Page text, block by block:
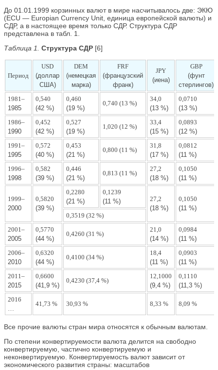
До 01.01.1999 корзинных валют в мире насчитывалось две: ЭКЮ
(ECU — Europian Currency Unit, единица европейской валюты) и
СДР, а в настоящее время только СДР. Структура СДР
представлена в табл. 1.
Таблица 1. Структура СДР [6]
Период
USD
(доллар
США)
DEM
(немецкая
марка)
FRF
(французский
франк)
JPY
(иена)
GBP
(фунт
стерлингов)
1981–
1985
0,540
(42 %)
0,460
(19 %)
0,740 (13 %)
34,0
(13 %)
0,0710
(13 %)
1986–
1990
0,452
(42 %)
0,527
(19 %)
1,020 (12 %)
33,4
(15 %)
0,0893
(12 %)
1991–
1995
0,572
(40 %)
0,453
(21 %)
0,800 (11 %)
31,8
(17 %)
0,0812
(11 %)
1996–
1998
0,582
(39 %)
0,446
(21 %)
0,813 (11 %)
27,2
(18 %)
0,1050
(11 %)
1999–
2000
0,5820
(39 %)
0,2280
(21 %)
0,1239
(11 %)
27,2
(18 %)
0,1050
(11 %)
0,3519 (32 %)
2001–
2005
0,5770
(44 %)
0,4260 (31 %)
21,0
(14 %)
0,0984
(11 %)
2006–
2010
0,6320
(44 %)
0,4100 (34 %)
18,4
(11 %)
0,0903
(11 %)
2011–
2015
0,6600
(41,9 %)
0,4230 (37,4 %)
12,1000
(9,4 %)
0,1110
(11,3 %)
2016
41,73 % 30,93 % 8,33 % 8,09 %
Все прочие валюты стран мира относятся к обычным валютам.
По степени конвертируемости валюта делится на свободно
конвертируемую, частично конвертируемую и
неконвертируемую. Конвертируемость валют зависит от
экономического развития страны: масштабов